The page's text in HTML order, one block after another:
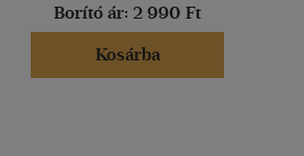
Borító ár: 2 990 Ft
Kosárba